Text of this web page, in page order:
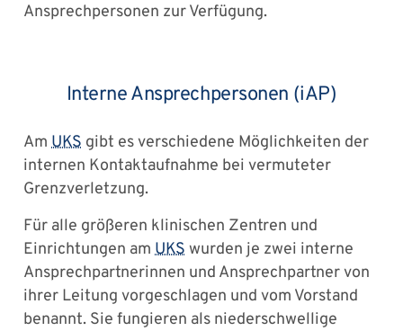
Ansprechpersonen zur Verfügung.
​​​​​​​Interne Ansprechpersonen (iAP)
Am UKS gibt es verschiedene Möglichkeiten der
internen Kontaktaufnahme bei vermuteter
Grenzverletzung.
Für alle größeren klinischen Zentren und
Einrichtungen am UKS wurden je zwei interne
Ansprechpartnerinnen und Ansprechpartner von
ihrer Leitung vorgeschlagen und vom Vorstand
benannt. Sie fungieren als niederschwellige